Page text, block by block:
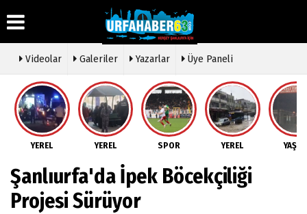
Üye Paneli
Haber
Arşivi
Arşivi
Günün
Haberleri
Hava
Durumu
Gazete
Anketler
Biyografiler
Köşe
Yazarları
Video
Foto
Galeri
Künye
İletişim
Çerez
Gizlilik
Videolar Galeriler Yazarlar Üye Paneli
YEREL YEREL SPOR YEREL
Şanlıurfa'da İpek Böcekçiliği
Projesi Sürüyor